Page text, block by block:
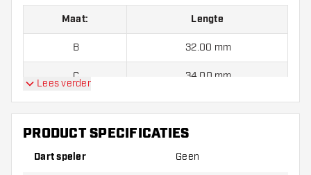
Maat: Lengte
B 32.00 mm
C 34.00 mm
D 37.00 mm
E 40.00 mm
F 43.50 mm
Lees verder
PRODUCT SPECIFICATIES
Dart speler Geen